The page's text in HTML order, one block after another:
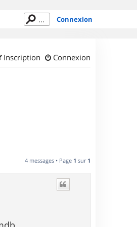
Connexion
Connexion
Inscription
4 messages • Page 1 sur 1